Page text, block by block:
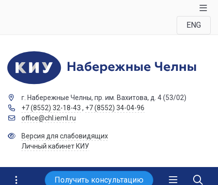
ENG
г. Набережные Челны, пр. им. Вахитова, д. 4 (53/02)
+7 (8552) 32-18-43 , +7 (8552) 34-04-96
office@chl.ieml.ru
Версия для слабовидящих
Личный кабинет КИУ
Получить консультацию